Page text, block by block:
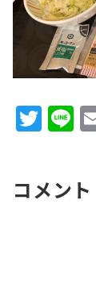
T
w
te
Li
n
コメント